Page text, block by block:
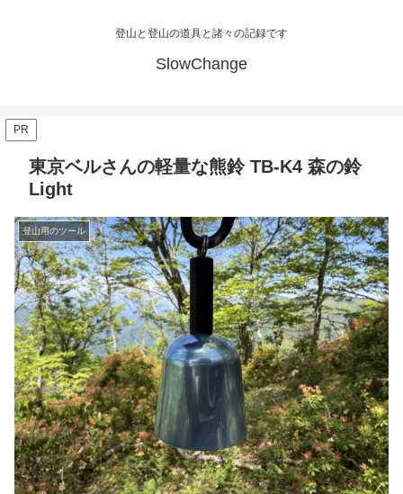
登山と登山の道具と諸々の記録です
SlowChange
PR
東京ベルさんの軽量な熊鈴 TB-K4 森の鈴
Light
登山用のツール